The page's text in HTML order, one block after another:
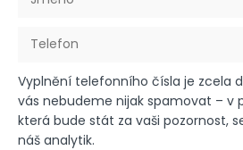
Vyplnění telefonního čísla je zcela
vás nebudeme nijak spamovat – v
která bude stát za vaši pozornost,
náš analytik.